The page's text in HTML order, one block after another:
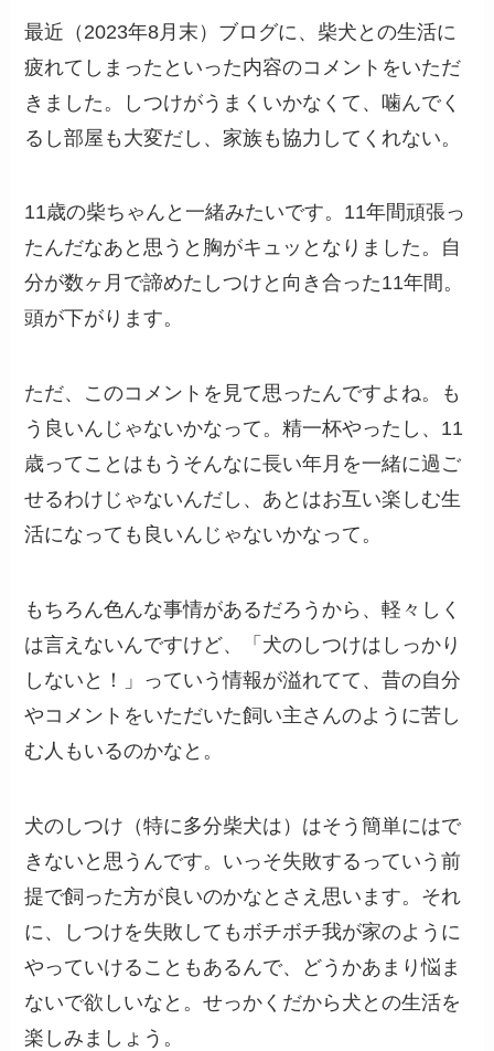
最近（2023年8月末）ブログに、柴犬との生活に
疲れてしまったといった内容のコメントをいただ
きました。しつけがうまくいかなくて、噛んでく
るし部屋も大変だし、家族も協力してくれない。
11歳の柴ちゃんと一緒みたいです。11年間頑張っ
たんだなあと思うと胸がキュッとなりました。自
分が数ヶ月で諦めたしつけと向き合った11年間。
頭が下がります。
ただ、このコメントを見て思ったんですよね。も
う良いんじゃないかなって。精一杯やったし、11
歳ってことはもうそんなに長い年月を一緒に過ご
せるわけじゃないんだし、あとはお互い楽しむ生
活になっても良いんじゃないかなって。
もちろん色んな事情があるだろうから、軽々しく
は言えないんですけど、「犬のしつけはしっかり
しないと！」っていう情報が溢れてて、昔の自分
やコメントをいただいた飼い主さんのように苦し
む人もいるのかなと。
犬のしつけ（特に多分柴犬は）はそう簡単にはで
きないと思うんです。いっそ失敗するっていう前
提で飼った方が良いのかなとさえ思います。それ
に、しつけを失敗してもボチボチ我が家のように
やっていけることもあるんで、どうかあまり悩ま
ないで欲しいなと。せっかくだから犬との生活を
楽しみましょう。